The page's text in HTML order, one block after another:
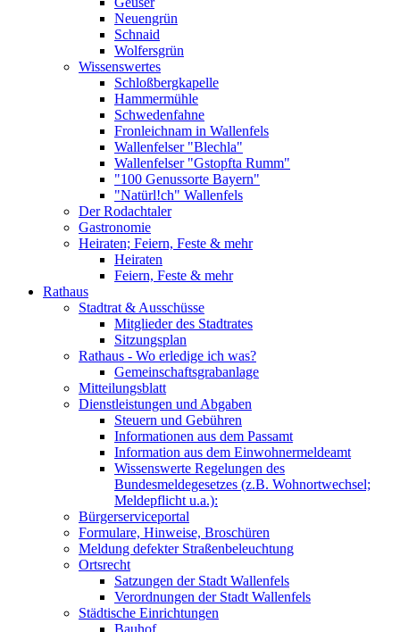
Neuengrün
Schnaid
Wolfersgrün
Wissenswertes
Schloßbergkapelle
Hammermühle
Schwedenfahne
Fronleichnam in Wallenfels
Wallenfelser "Blechla"
Wallenfelser "Gstopfta Rumm"
"100 Genussorte Bayern"
"Natürl!ch" Wallenfels
Der Rodachtaler
Gastronomie
Heiraten; Feiern, Feste & mehr
Heiraten
Feiern, Feste & mehr
Rathaus
Stadtrat & Ausschüsse
Mitglieder des Stadtrates
Sitzungsplan
Rathaus - Wo erledige ich was?
Gemeinschaftsgrabanlage
Mitteilungsblatt
Dienstleistungen und Abgaben
Steuern und Gebühren
Informationen aus dem Passamt
Information aus dem Einwohnermeldeamt
Wissenswerte Regelungen des
Bundesmeldegesetzes (z.B. Wohnortwechsel;
Meldepflicht u.a.):
Bürgerserviceportal
Formulare, Hinweise, Broschüren
Meldung defekter Straßenbeleuchtung
Ortsrecht
Satzungen der Stadt Wallenfels
Verordnungen der Stadt Wallenfels
Städtische Einrichtungen
Bauhof